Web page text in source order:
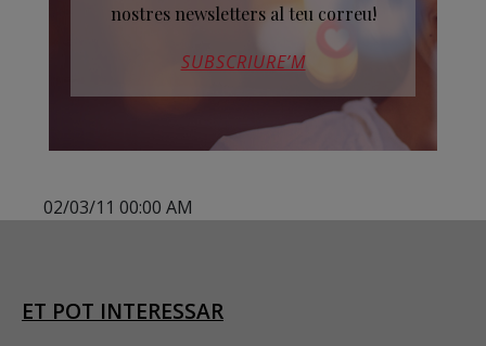
nostres newsletters al teu correu!
SUBSCRIURE’M
02/03/11 00:00 AM
ET POT INTERESSAR